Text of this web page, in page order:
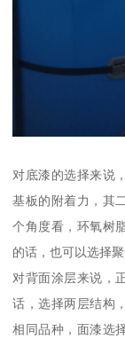
对底漆的选择来说
基板的附着力，其
个角度看，环氧树
的话，也可以选择
对背面涂层来说，
话，选择两层结构
相同品种，面漆选